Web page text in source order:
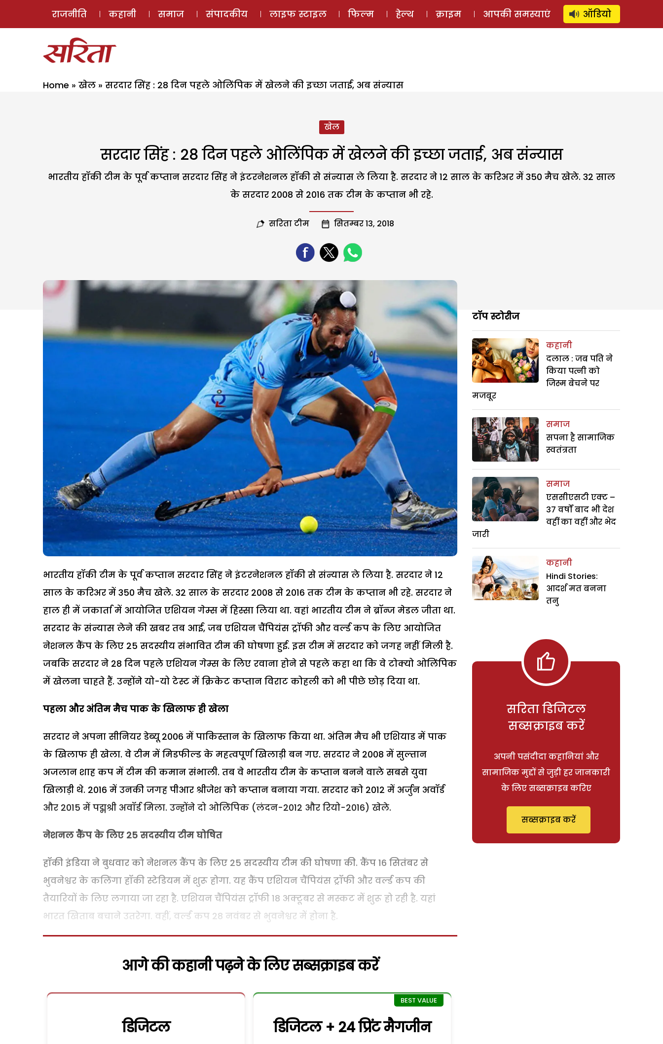
ई-मैगज़ीन ऑडियो स्टोरी लॉग इन ⚲ SUBSCRIBE
राजनीति कहानी समाज संपादकीय लाइफ स्टाइल फिल्म हेल्थ क्राइम आपकी समस्याएं ऑडियो
Home » खेल » सरदार सिंह : 28 दिन पहले ओलिंपिक में खेलने की इच्छा जताई, अब संन्यास
खेल
सरदार सिंह : 28 दिन पहले ओलिंपिक में खेलने की इच्छा जताई, अब संन्यास
भारतीय हॉकी टीम के पूर्व कप्तान सरदार सिंह ने इंटरनेशनल हॉकी से संन्यास ले लिया है. सरदार ने 12 साल के करिअर में 350 मैच खेले. 32 साल
के सरदार 2008 से 2016 तक टीम के कप्तान भी रहे.
सरिता टीम सितम्बर 13, 2018
भारतीय हॉकी टीम के पूर्व कप्तान सरदार सिंह ने इंटरनेशनल हॉकी से संन्यास ले लिया है. सरदार ने 12
साल के करिअर में 350 मैच खेले. 32 साल के सरदार 2008 से 2016 तक टीम के कप्तान भी रहे. सरदार ने
हाल ही में जकार्ता में आयोजित एशियन गेम्स में हिस्सा लिया था. वहां भारतीय टीम ने ब्रॉन्ज मेडल जीता था.
सरदार के संन्यास लेने की खबर तब आई, जब एशियन चैंपियंस ट्रॉफी और वर्ल्ड कप के लिए आयोजित
नेशनल कैंप के लिए 25 सदस्यीय संभावित टीम की घोषणा हुई. इस टीम में सरदार को जगह नहीं मिली है.
जबकि सरदार ने 28 दिन पहले एशियन गेम्स के लिए रवाना होने से पहले कहा था कि वे टोक्यो ओलिंपिक
में खेलना चाहते हैं. उन्होंने यो-यो टेस्ट में क्रिकेट कप्तान विराट कोहली को भी पीछे छोड़ दिया था.
पहला और अंतिम मैच पाक के खिलाफ ही खेला
सरदार ने अपना सीनियर डेब्यू 2006 में पाकिस्तान के खिलाफ किया था. अंतिम मैच भी एशियाड में पाक
के खिलाफ ही खेला. वे टीम में मिडफील्ड के महत्वपूर्ण खिलाड़ी बन गए. सरदार ने 2008 में सुल्तान
अजलान शाह कप में टीम की कमान संभाली. तब वे भारतीय टीम के कप्तान बनने वाले सबसे युवा
खिलाड़ी थे. 2016 में उनकी जगह पीआर श्रीजेश को कप्तान बनाया गया. सरदार को 2012 में अर्जुन अवॉर्ड
और 2015 में पद्मश्री अवॉर्ड मिला. उन्होंने दो ओलिंपिक (लंदन-2012 और रियो-2016) खेले.
नेशनल कैंप के लिए 25 सदस्यीय टीम घोषित
हॉकी इंडिया ने बुधवार को नेशनल कैंप के लिए 25 सदस्यीय टीम की घोषणा की. कैंप 16 सितंबर से
भुवनेश्वर के कलिंगा हॉकी स्टेडियम में शुरू होगा. यह कैंप एशियन चैंपियंस ट्रॉफी और वर्ल्ड कप की
तैयारियों के लिए लगाया जा रहा है. एशियन चैंपियंस ट्रॉफी 18 अक्टूबर से मस्कट में शुरू हो रही है. यहां
भारत खिताब बचाने उतरेगा. वहीं, वर्ल्ड कप 28 नवंबर से भुवनेश्वर में होना है.
आगे की कहानी पढ़ने के लिए सब्सक्राइब करें
डिजिटल डिजिटल + 24 प्रिंट मैगजीन
टॉप स्टोरीज
कहानी
दलाल : जब पति ने
किया पत्नी को
जिस्म बेचने पर
मजबूर
समाज
सपना है सामाजिक
स्वतंत्रता
समाज
एससीएसटी एक्ट –
37 वर्षों बाद भी देश
वहीं का वहीं और भेद
जारी
कहानी
Hindi Stories:
आदर्श मत बनना
तनु
सरिता डिजिटल
सब्सक्राइब करें
अपनी पसंदीदा कहानियां और
सामाजिक मुद्दों से जुड़ी हर जानकारी
के लिए सब्सक्राइब करिए
सब्सक्राइब करें